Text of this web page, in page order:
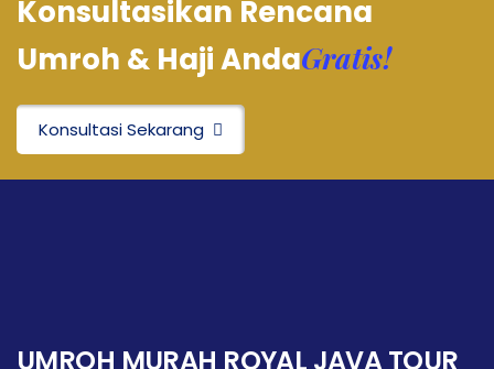
Konsultasikan Rencana
Umroh & Haji AndaGratis!
Konsultasi Sekarang
UMROH MURAH ROYAL JAVA TOUR